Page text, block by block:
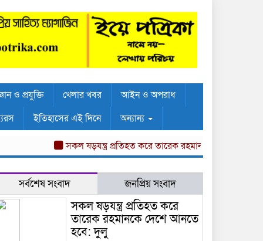
ও প্রযুক্তি খেলার খবর
আইন ও অপরাধ
ইতিহাসের এই দিনে অন্যান্য
সকল ষড়যন্ত্র প্রতিহত করে তারেক রহমানকে দেশে আনতে হবে:
সর্বশেষ সংবাদ জনপ্রিয় সংবাদ
সকল ষড়যন্ত্র প্রতিহত করে
তারেক রহমানকে দেশে আনতে
হবে: দুলু